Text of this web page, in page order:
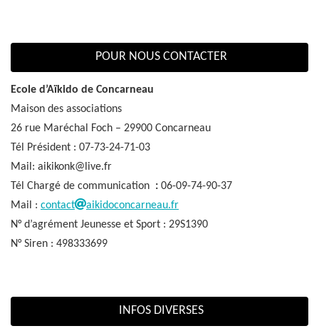
POUR NOUS CONTACTER
Ecole d’Aïkido de Concarneau
Maison des associations
26 rue Maréchal Foch – 29900 Concarneau
Tél Président : 07-73-24-71-03
Mail: aikikonk@live.fr
Tél Chargé de communication : 06-09-74-90-37
Mail : contact
aikidoconcarneau.fr
N° d’agrément Jeunesse et Sport : 29S1390
N° Siren : 498333699
INFOS DIVERSES